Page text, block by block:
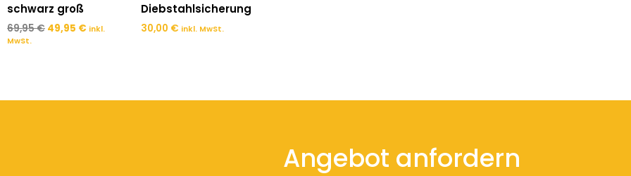
schwarz groß
69,95€ 49,95 € inkl.
MwSt.
Diebstahlsicherung
30,00 € inkl. MwSt.
Angebot anfordern